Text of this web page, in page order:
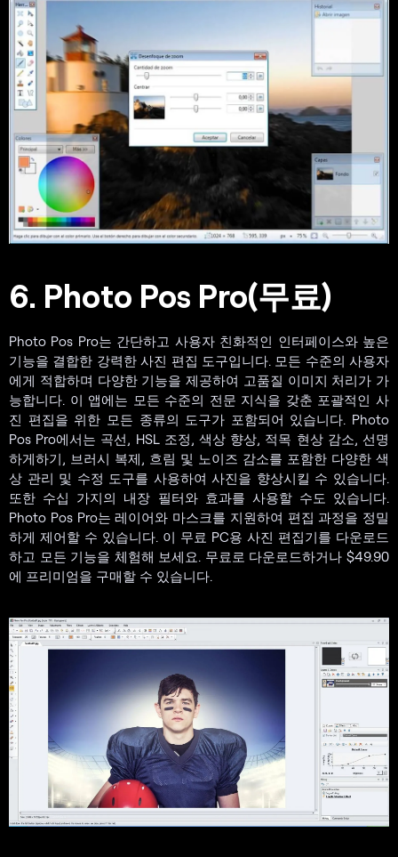
6. Photo Pos Pro(무료)
Photo Pos Pro는 간단하고 사용자 친화적인 인터페이스와 높은
기능을 결합한 강력한 사진 편집 도구입니다. 모든 수준의 사용자
에게 적합하며 다양한 기능을 제공하여 고품질 이미지 처리가 가
능합니다. 이 앱에는 모든 수준의 전문 지식을 갖춘 포괄적인 사
진 편집을 위한 모든 종류의 도구가 포함되어 있습니다. Photo
Pos Pro에서는 곡선, HSL 조정, 색상 향상, 적목 현상 감소, 선명
하게하기, 브러시 복제, 흐림 및 노이즈 감소를 포함한 다양한 색
상 관리 및 수정 도구를 사용하여 사진을 향상시킬 수 있습니다.
또한 수십 가지의 내장 필터와 효과를 사용할 수도 있습니다.
Photo Pos Pro는 레이어와 마스크를 지원하여 편집 과정을 정밀
하게 제어할 수 있습니다. 이 무료 PC용 사진 편집기를 다운로드
하고 모든 기능을 체험해 보세요. 무료로 다운로드하거나 $49.90
에 프리미엄을 구매할 수 있습니다.